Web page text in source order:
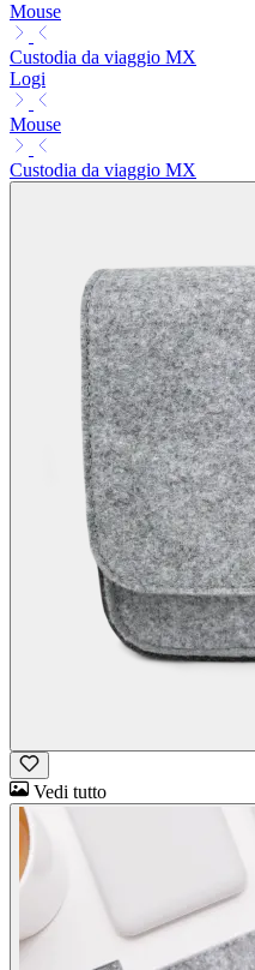
Mouse
Custodia da viaggio MX
Logi
Mouse
Custodia da viaggio MX
Vedi tutto